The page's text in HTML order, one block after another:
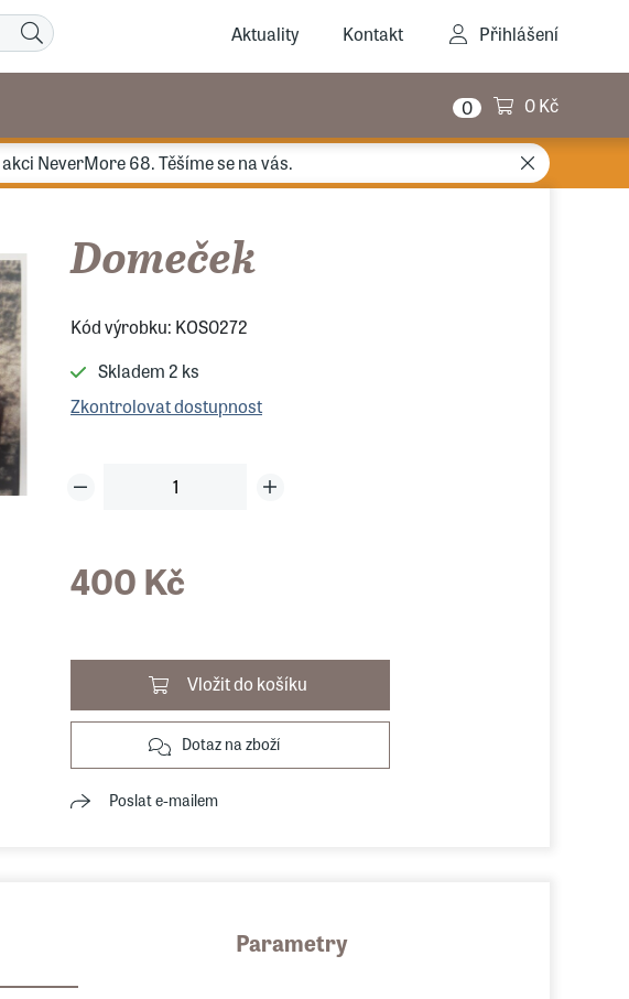
Aktuality Kontakt Přihlášení
0 0 Kč
NeverMore 68. Těšíme se na vás.
Domeček
Kód výrobku: KOS0272
Skladem 2 ks
Zkontrolovat dostupnost
400 Kč
Vložit do košíku
Dotaz na zboží
Poslat e-mailem
Parametry